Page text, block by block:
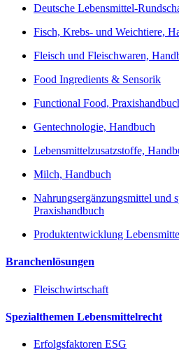
Deutsche Lebensmittel-
Fisch, Krebs- und Weichtiere,
Fleisch und Fleischwaren,
Food Ingredients & Sensorik
Functional Food,
Gentechnologie, Handbuch
Lebensmittelzusatzstoffe,
Milch, Handbuch
Nahrungsergänzungsmittel und
Praxishandbuch
Produktentwicklung
Branchenlösungen
Fleischwirtschaft
Spezialthemen Lebensmittelrecht
Erfolgsfaktoren ESG